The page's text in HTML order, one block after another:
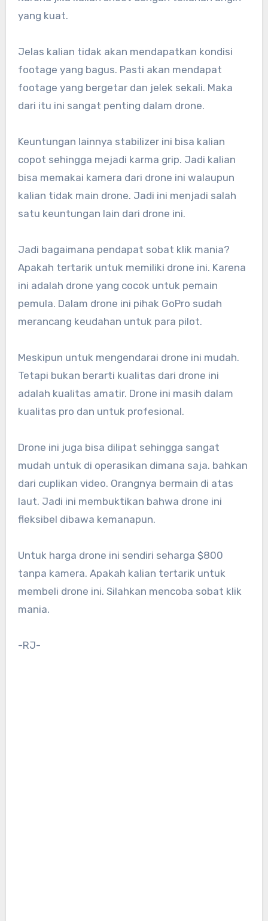
yang kuat.
Jelas kalian tidak akan mendapatkan kondisi
footage yang bagus. Pasti akan mendapat
footage yang bergetar dan jelek sekali. Maka
dari itu ini sangat penting dalam drone.
Keuntungan lainnya stabilizer ini bisa kalian
copot sehingga mejadi karma grip. Jadi kalian
bisa memakai kamera dari drone ini walaupun
kalian tidak main drone. Jadi ini menjadi salah
satu keuntungan lain dari drone ini.
Jadi bagaimana pendapat sobat klik mania?
Apakah tertarik untuk memiliki drone ini. Karena
ini adalah drone yang cocok untuk pemain
pemula. Dalam drone ini pihak GoPro sudah
merancang keudahan untuk para pilot.
Meskipun untuk mengendarai drone ini mudah.
Tetapi bukan berarti kualitas dari drone ini
adalah kualitas amatir. Drone ini masih dalam
kualitas pro dan untuk profesional.
Drone ini juga bisa dilipat sehingga sangat
mudah untuk di operasikan dimana saja. bahkan
dari cuplikan video. Orangnya bermain di atas
laut. Jadi ini membuktikan bahwa drone ini
fleksibel dibawa kemanapun.
Untuk harga drone ini sendiri seharga $800
tanpa kamera. Apakah kalian tertarik untuk
membeli drone ini. Silahkan mencoba sobat klik
mania.
-RJ-